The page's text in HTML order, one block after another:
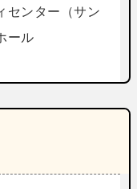
センター（サン
ール